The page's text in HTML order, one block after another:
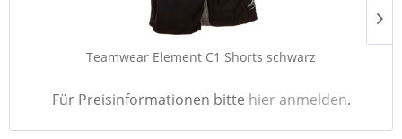
Teamwear Element C1 Shorts schwarz
Für Preisinformationen bitte hier anmelden.